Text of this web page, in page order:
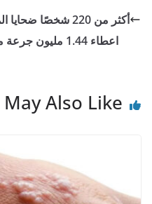
e
b
k
er
l
s
A
أكثر من 220 شخصًا ضحايا المرور في سويسرا عام 2020
اعطاء 1.44
Also Like